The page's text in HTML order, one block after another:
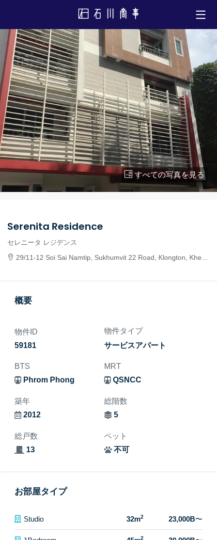
すべての写真を見る
Serenita Residence
セレニータ レジデンス
29/11-12 Soi Sai Namtip, Sukhumvit 22 Road, Klongton, Khet Klong Toei, Bangkok, 10110, แขวงคลองเตย เขตคลองเตย กรุงเทพมหานคร 10110, Thailand
概要
物件ID
59181
物件タイプ
サービスアパート
BTS
Phrom Phong
MRT
QSNCC
築年
2012
総階数
5
総戸数
13
ペット
不可
お部屋タイプ
Studio 32m2 23,000B〜
2